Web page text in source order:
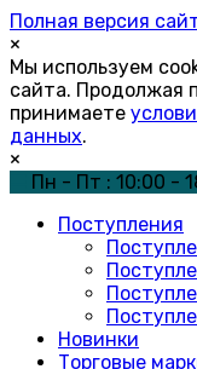
Полная версия
×
Мы используем
сайта. Продолжая
принимаете
данных.
×
Пн - Пт : 10:00 -
Поступления
Новинки
Торговые